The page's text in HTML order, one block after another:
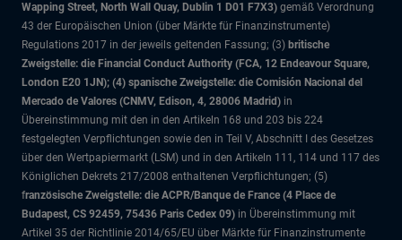
Wapping Street, North Wall Quay, Dublin 1 D01 F7X3) gemäß Verordnung
43 der Europäischen Union (über Märkte für Finanzinstrumente)
Regulations 2017 in der jeweils geltenden Fassung; (3) britische
Zweigstelle: die Financial Conduct Authority (FCA, 12 Endeavour Square,
London E20 1JN); (4) spanische Zweigstelle: die Comisión Nacional del
Mercado de Valores (CNMV, Edison, 4, 28006 Madrid) in
Übereinstimmung mit den in den Artikeln 168 und 203 bis 224
festgelegten Verpflichtungen sowie den in Teil V, Abschnitt I des Gesetzes
über den Wertpapiermarkt (LSM) und in den Artikeln 111, 114 und 117 des
Königlichen Dekrets 217/2008 enthaltenen Verpflichtungen; (5)
französische Zweigstelle: die ACPR/Banque de France (4 Place de
Budapest, CS 92459, 75436 Paris Cedex 09) in Übereinstimmung mit
Artikel 35 der Richtlinie 2014/65/EU über Märkte für Finanzinstrumente